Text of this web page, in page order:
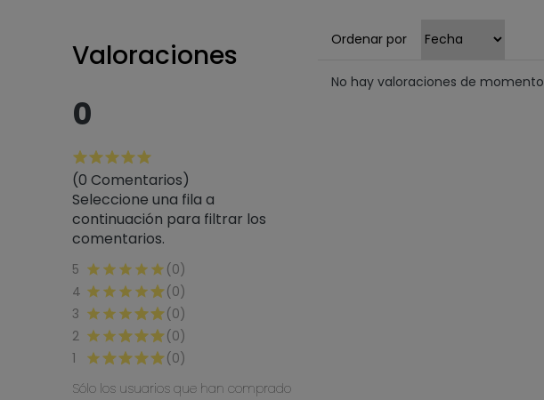
Valoraciones
0
(0 Comentarios)
Seleccione una fila a
continuación para filtrar los
comentarios.
5
(0)
4
(0)
3
(0)
2
(0)
1
(0)
Sólo los usuarios que han comprado
Ordenar por
No hay valoraciones de momento